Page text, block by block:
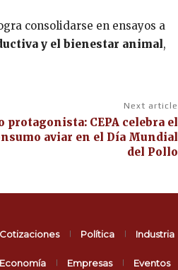
consolidarse en ensayos a
y el bienestar animal,
Next article
protagonista: CEPA celebra el
aviar en el Día Mundial
del Pollo
Cotizaciones Política Industria
Economía Empresas Eventos